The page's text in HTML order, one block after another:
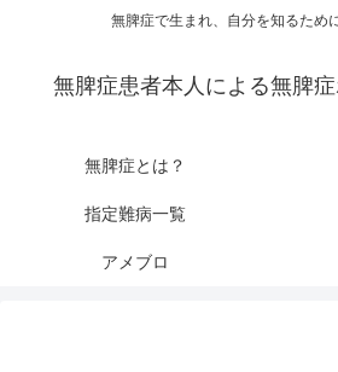
無脾症で生まれ、自分を知るため
無脾症患者本人による無脾
無脾症とは？
指定難病一覧
アメブロ